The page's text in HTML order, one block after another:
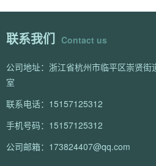
联系我们 Contact us
公司地址：浙江省杭州市临平区崇贤
室
联系电话：15157125312
手机号码：15157125312
公司邮箱：173824407@qq.com